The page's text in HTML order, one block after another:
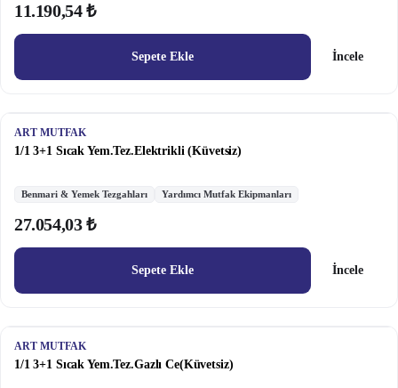
11.190,54 ₺
Sepete Ekle İncele
ART MUTFAK
1/1 3+1 Sıcak Yem.Tez.Elektrikli (Küvetsiz)
Benmari & Yemek Tezgahları Yardımcı Mutfak Ekipmanları
27.054,03 ₺
Sepete Ekle İncele
ART MUTFAK
1/1 3+1 Sıcak Yem.Tez.Gazlı Ce(Küvetsiz)